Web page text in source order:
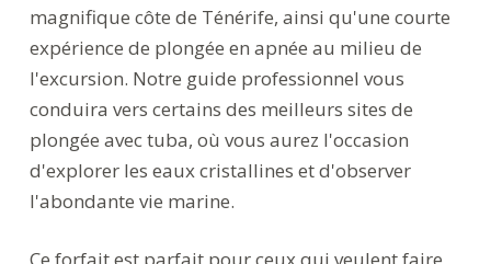
magnifique côte de Ténérife, ainsi qu'une courte
expérience de plongée en apnée au milieu de
l'excursion. Notre guide professionnel vous
conduira vers certains des meilleurs sites de
plongée avec tuba, où vous aurez l'occasion
d'explorer les eaux cristallines et d'observer
l'abondante vie marine.